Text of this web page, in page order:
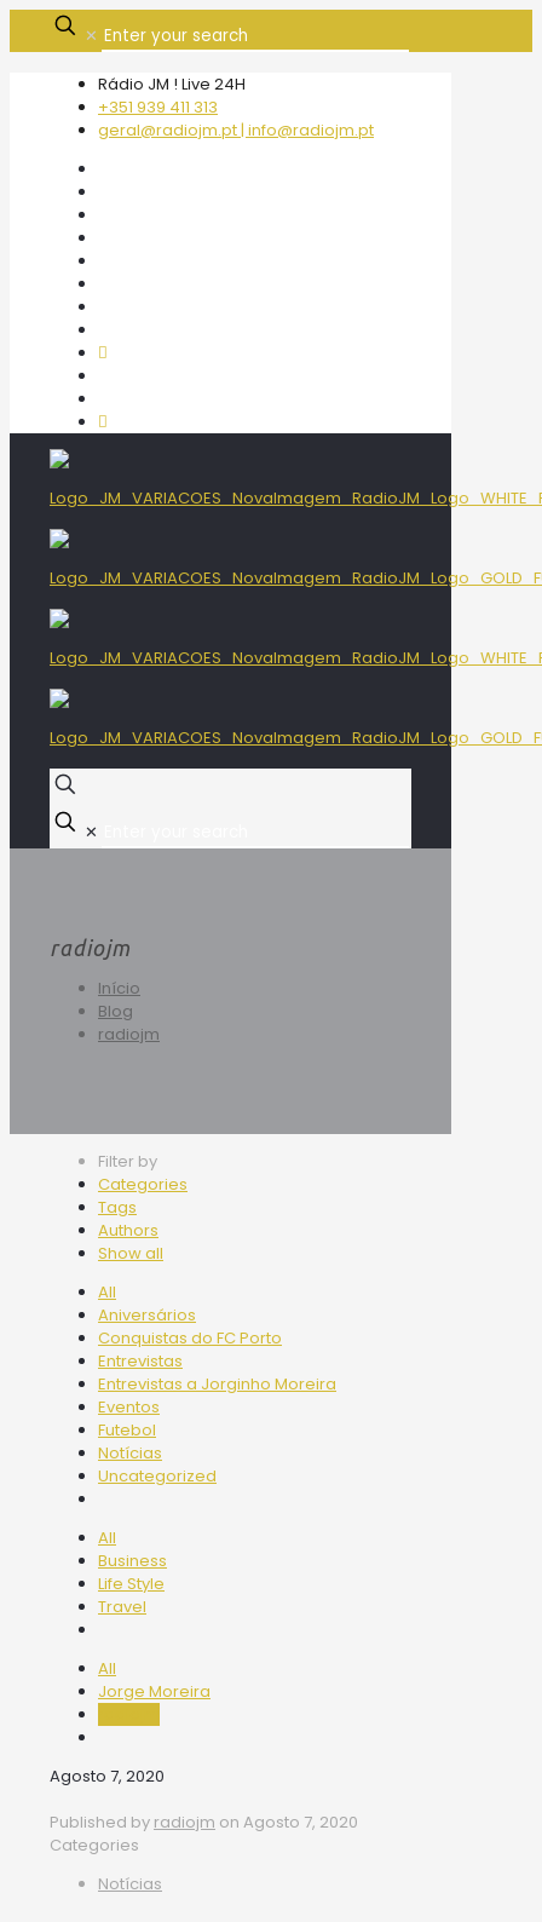
✕
Rádio JM ! Live 24H
+351 939 411 313
geral@radiojm.pt | info@radiojm.pt
✕
radiojm
Início
Blog
radiojm
Filter by
Categories
Tags
Authors
Show all
All
Aniversários
Conquistas do FC Porto
Entrevistas
Entrevistas a Jorginho Moreira
Eventos
Futebol
Notícias
Uncategorized
All
Business
Life Style
Travel
All
Jorge Moreira
Agosto 7, 2020
Published by radiojm on Agosto 7, 2020
Categories
Notícias